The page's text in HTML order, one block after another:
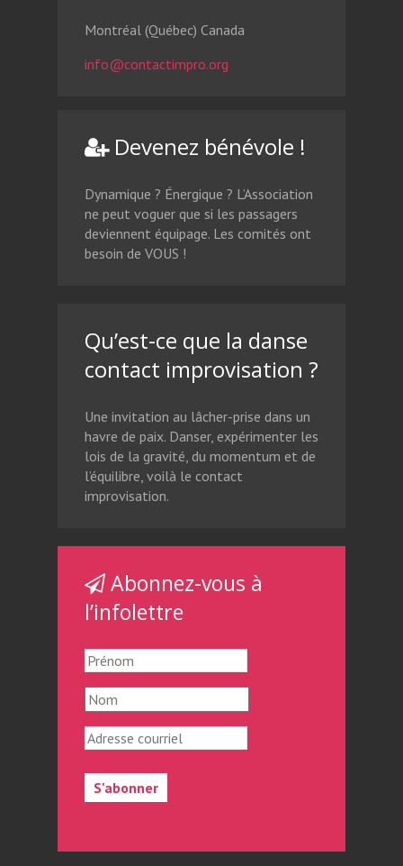
Montréal (Québec) Canada
info@contactimpro.org
Devenez bénévole !
Dynamique ? Énergique ? L’Association
ne peut voguer que si les passagers
deviennent équipage. Les comités ont
besoin de VOUS !
Qu’est-ce que la danse
contact improvisation ?
Une invitation au lâcher-prise dans un
havre de paix. Danser, expérimenter les
lois de la gravité, du momentum et de
l’équilibre, voilà le contact
improvisation.
Abonnez-vous à
l’infolettre